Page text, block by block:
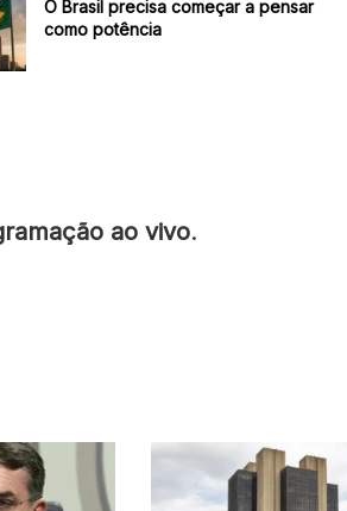
O Brasil precisa começar a pensar
como potência
ao vivo.